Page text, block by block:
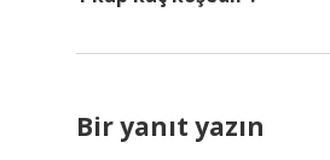
Bir yanıt yazın